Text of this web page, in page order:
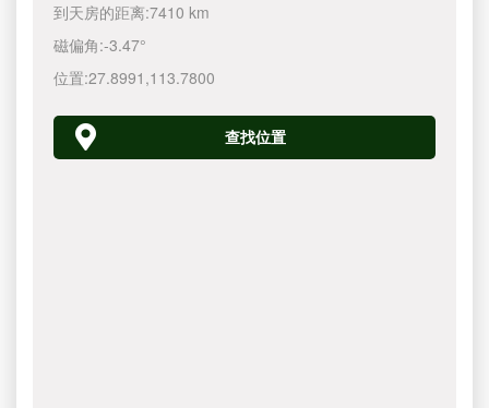
到天房的距离:7410 km
磁偏角:-3.47°
位置:27.8991 ,113.7800
查找位置